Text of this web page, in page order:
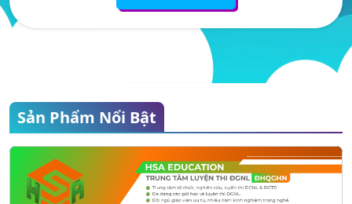
Sản Phẩm Nổi Bật